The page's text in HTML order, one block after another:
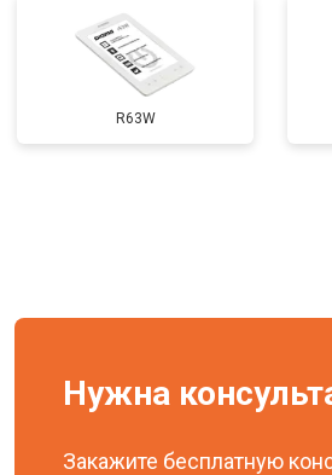
Замена задней крышки
R63W
Нужна
Закажите бесплатную